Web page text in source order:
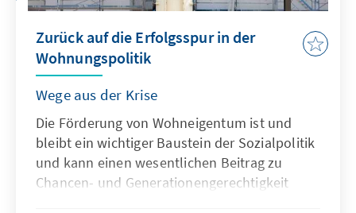
Zurück auf die Erfolgsspur in der
Wohnungspolitik
Wege aus der Krise
Die Förderung von Wohneigentum ist und
bleibt ein wichtiger Baustein der Sozialpolitik
und kann einen wesentlichen Beitrag zu
Chancen- und Generationengerechtigkeit